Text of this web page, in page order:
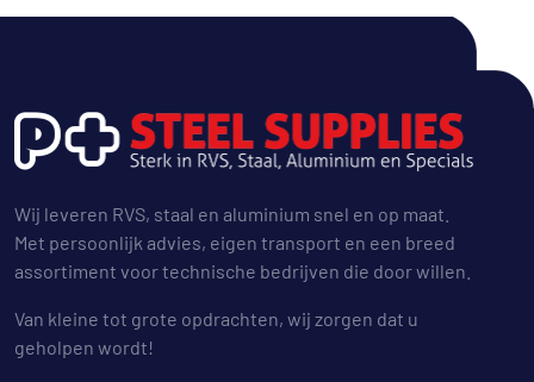
Wij leveren RVS, staal en aluminium snel en op maat.
Met persoonlijk advies, eigen transport en een breed
assortiment voor technische bedrijven die door willen.
Van kleine tot grote opdrachten, wij zorgen dat u
geholpen wordt!